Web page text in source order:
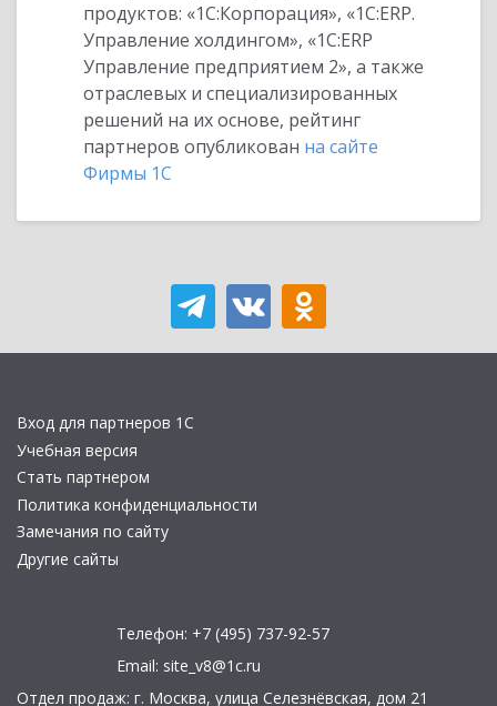
продуктов: «1С:Корпорация», «1С:ERP.
Управление холдингом», «1С:ERP
Управление предприятием 2», а также
отраслевых и специализированных
решений на их основе, рейтинг
партнеров опубликован на сайте
Фирмы 1С
Вход для партнеров 1С
Учебная версия
Стать партнером
Политика конфиденциальности
Замечания по сайту
Другие сайты
Телефон: +7 (495) 737-92-57
Email: site_v8@1c.ru
Отдел продаж: г. Москва, улица Селезнёвская, дом 21